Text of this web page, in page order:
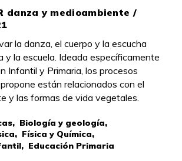
danza y medioambiente /
la danza, el cuerpo y la escucha
y la escuela. Ideada específicamente
Infantil y Primaria, los procesos
están relacionados con el
y las formas de vida vegetales.
Biología y geología,
Física y Química,
Educación Primaria